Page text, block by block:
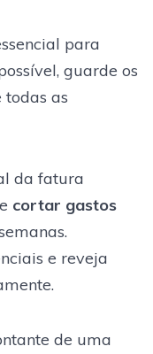
para
guarde os
as
da fatura
cortar gastos
e reveja
de uma